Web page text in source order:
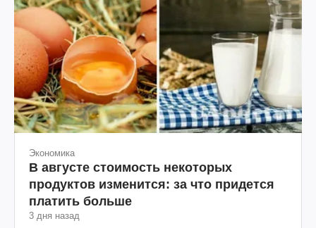
Экономика
В августе стоимость некоторых
продуктов изменится: за что придется
платить больше
3 дня назад